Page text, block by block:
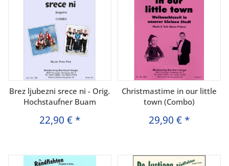
Brez ljubezni srece ni - Orig.
Hochstaufner Buam
22,90 € *
Christmastime in our little
town (Combo)
29,90 € *